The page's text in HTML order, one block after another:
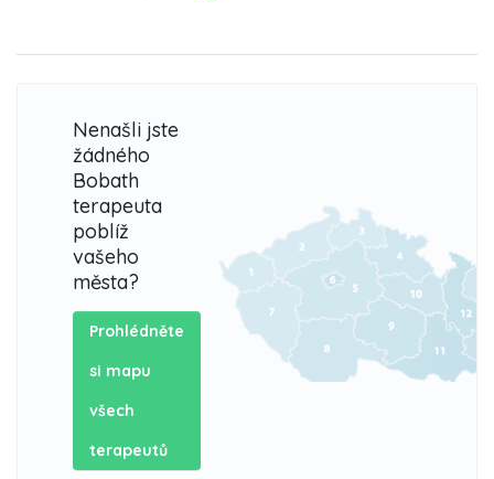
Nenašli jste
žádného
Bobath
terapeuta
poblíž
vašeho
města?
Prohlédněte
si mapu
všech
terapeutů